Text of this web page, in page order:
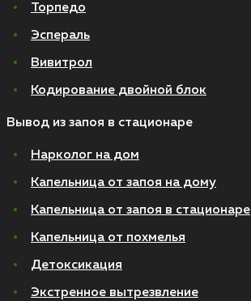
Торпедо
Эспераль
Вивитрол
Кодирование двойной блок
Вывод из запоя в стационаре
Нарколог на дом
Капельница от запоя на дому
Капельница от запоя в стационаре
Капельница от похмелья
Детоксикация
Экстренное вытрезвление